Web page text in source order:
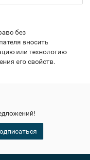
без
вносить
или технологию
его свойств.